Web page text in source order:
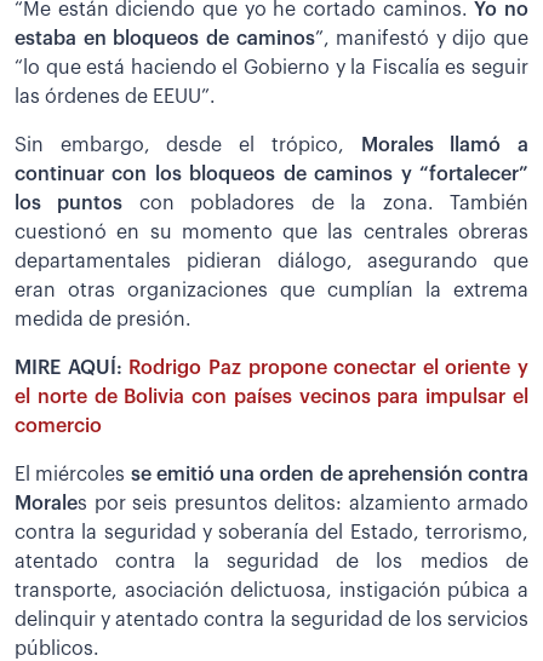
“Me están diciendo que yo he cortado caminos. Yo no
estaba en bloqueos de caminos”, manifestó y dijo que
“lo que está haciendo el Gobierno y la Fiscalía es seguir
las órdenes de EEUU”.
Sin embargo, desde el trópico,
Morales llamó a
continuar con los bloqueos de caminos y “fortalecer”
los puntos con pobladores de la zona. También
cuestionó en su momento que las centrales obreras
departamentales pidieran diálogo, asegurando que
eran otras organizaciones que cumplían la extrema
medida de presión.
MIRE AQUÍ: Rodrigo Paz propone conectar el oriente y
el norte de Bolivia con países vecinos para impulsar el
comercio
El miércoles se emitió una orden de aprehensión contra
Morales por seis presuntos delitos: alzamiento armado
contra la seguridad y soberanía del Estado, terrorismo,
atentado contra la seguridad de los medios de
transporte, asociación delictuosa, instigación púbica a
delinquir y atentado contra la seguridad de los servicios
públicos.